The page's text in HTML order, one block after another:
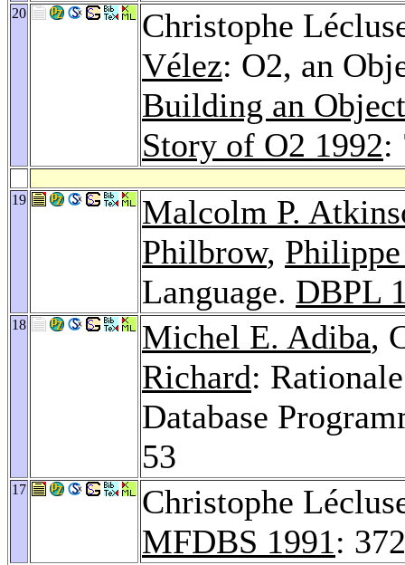
20
Christophe
Vélez: O2, an
Building an
Story of O2 1992:
19
Malcolm P.
Philbrow,
Language. DBPL
18 Michel E. Adiba,
Richard:
Database
53
17
Christophe
MFDBS 1991: